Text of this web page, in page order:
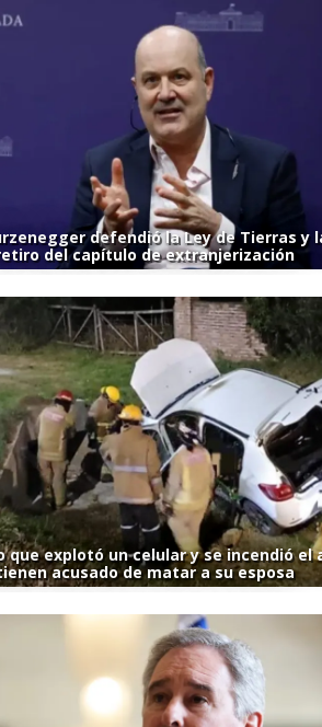
defendió la Ley de Tierras y
del capítulo de extranjerización
que explotó un celular y se incendió el
acusado de matar a su esposa